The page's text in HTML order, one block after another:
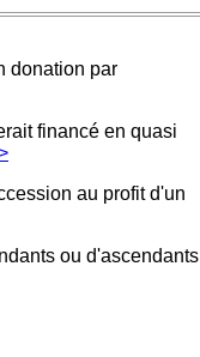
donation par
financé en quasi
au profit d'un
ou d'ascendants